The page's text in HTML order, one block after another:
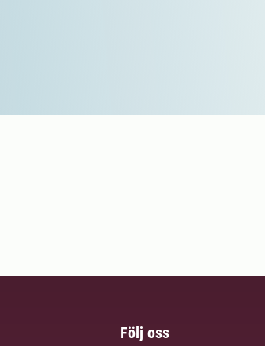
Följ oss